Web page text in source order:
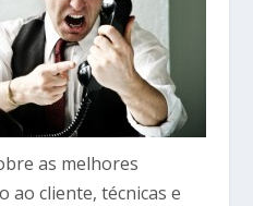
as melhores
ao cliente, técnicas e